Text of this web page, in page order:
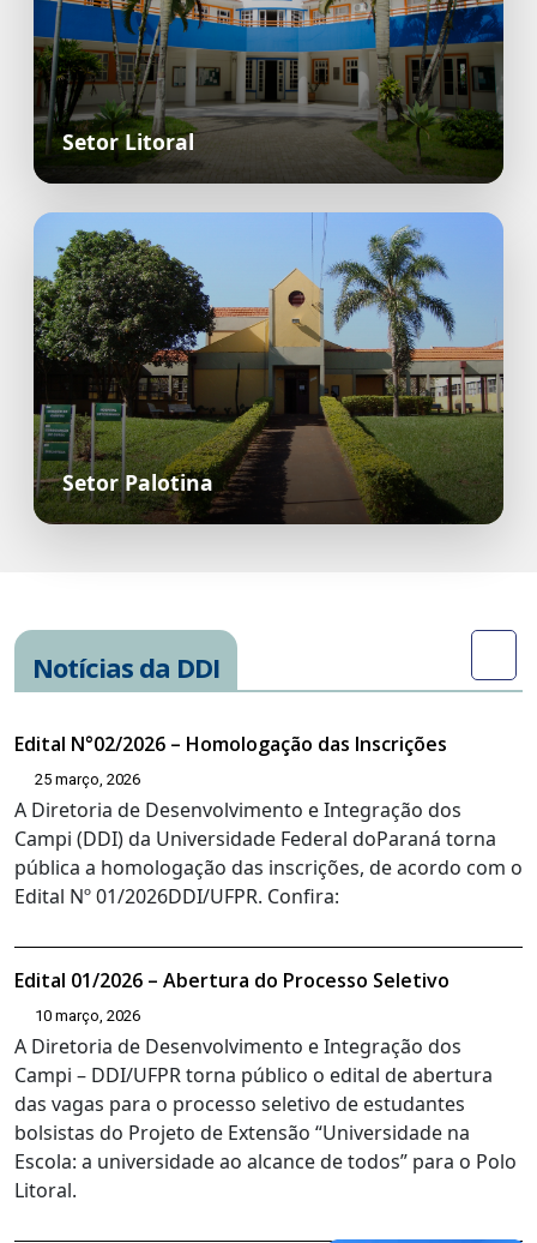
Setor Litoral
Setor Palotina
Notícias da DDI
Edital N°02/2026 – Homologação das Inscrições
25 março, 2026
A Diretoria de Desenvolvimento e Integração dos
Campi (DDI) da Universidade Federal doParaná torna
pública a homologação das inscrições, de acordo com o
Edital Nº 01/2026DDI/UFPR. Confira:
Edital 01/2026 – Abertura do Processo Seletivo
10 março, 2026
A Diretoria de Desenvolvimento e Integração dos
Campi – DDI/UFPR torna público o edital de abertura
das vagas para o processo seletivo de estudantes
bolsistas do Projeto de Extensão “Universidade na
Escola: a universidade ao alcance de todos” para o Polo
Litoral.